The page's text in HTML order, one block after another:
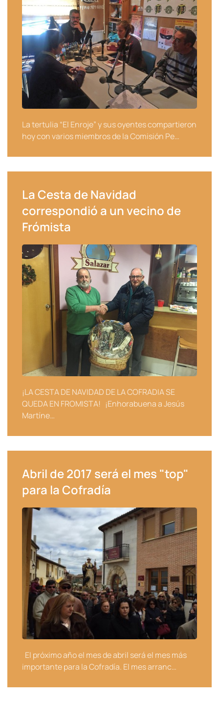
La tertulia “El Enroje” y sus oyentes compartieron
hoy con varios miembros de la Comisión Pe…
La Cesta de Navidad
correspondió a un vecino de
Frómista
¡LA CESTA DE NAVIDAD DE LA COFRADIA SE
QUEDA EN FROMISTA! ¡Enhorabuena a Jesús
Martíne…
Abril de 2017 será el mes "top"
para la Cofradía
El próximo año el mes de abril será el mes más
importante para la Cofradía. El mes arranc…